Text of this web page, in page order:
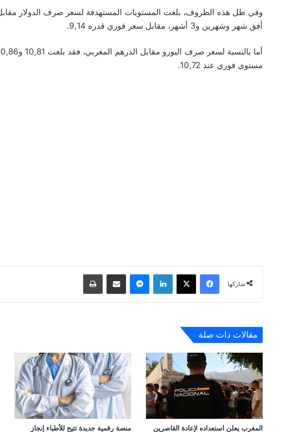
أفق شهر وشهرين و3 أشهر، مقابل سعر فوري قدره 9,14.
مستوى فوري عند 10,72.
شاركها
فيسبوك لينكدإن
مقالات ذات صلة
المغرب يعلن استعداده لإعادة القاصرين منصة رقمية جديدة تتيح للأطباء إنجاز